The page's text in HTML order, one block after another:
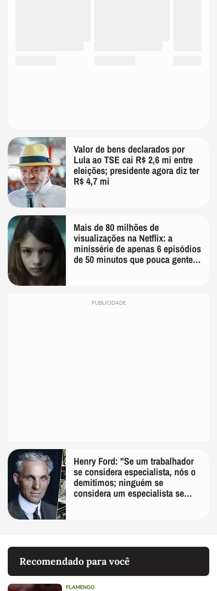
Valor de bens declarados por
Lula ao TSE cai R$ 2,6 mi entre
eleições; presidente agora diz ter
R$ 4,7 mi
Mais de 80 milhões de
visualizações na Netflix: a
minissérie de apenas 6 episódios
de 50 minutos que pouca gente
PUBLICIDADE
Henry Ford: "Se um trabalhador
se considera especialista, nós o
demitimos; ninguém se
considera um especialista se
Recomendado para você
FLAMENGO